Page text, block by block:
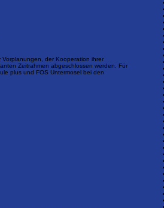
der Kooperation ihrer
Zeitrahmen abgeschlossen werden. Für
plus und FOS Untermosel bei den